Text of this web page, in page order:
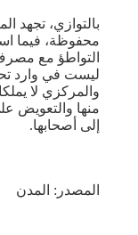
بالتوازي، تجهد
محفوظة، فيما
التواطؤ مع
ليست في وارد
والمركزي لا
منها والتعويض
إلى أصحابها.
المصدر: المدن